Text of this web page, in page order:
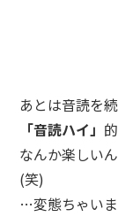
あとは音読を
「音読ハイ」
なんか楽しい
(笑)
…変態ちゃい